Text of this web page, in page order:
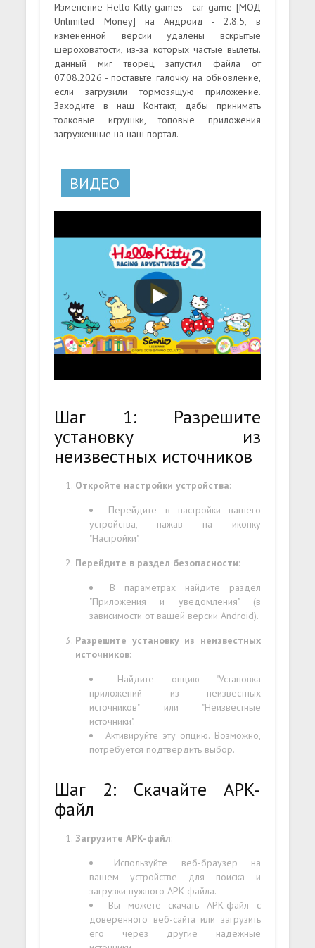
Изменение Hello Kitty games - car game [МОД
Unlimited Money] на Андроид - 2.8.5, в
измененной версии удалены вскрытые
шероховатости, из-за которых частые вылеты.
данный миг творец запустил файла от
07.08.2026 - поставьте галочку на обновление,
если загрузили тормозящую приложение.
Заходите в наш Контакт, дабы принимать
толковые игрушки, топовые приложения
загруженные на наш портал.
ВИДЕО
Шаг 1: Разрешите
установку из
неизвестных источников
Откройте настройки устройства:
Перейдите в настройки вашего
устройства, нажав на иконку
"Настройки".
Перейдите в раздел безопасности:
В параметрах найдите раздел
"Приложения и уведомления" (в
зависимости от вашей версии Android).
Разрешите установку из неизвестных
источников:
Найдите опцию "Установка
приложений из неизвестных
источников" или "Неизвестные
источники".
Активируйте эту опцию. Возможно,
потребуется подтвердить выбор.
Шаг 2: Скачайте APK-
файл
Загрузите APK-файл:
Используйте веб-браузер на
вашем устройстве для поиска и
загрузки нужного APK-файла.
Вы можете скачать APK-файл с
доверенного веб-сайта или загрузить
его через другие надежные